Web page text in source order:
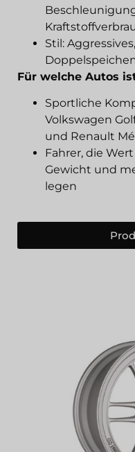
Stil:
Für welche Autos
Sportliche
Volkswagen
und Renault
Fahrer, die
Gewicht und
legen